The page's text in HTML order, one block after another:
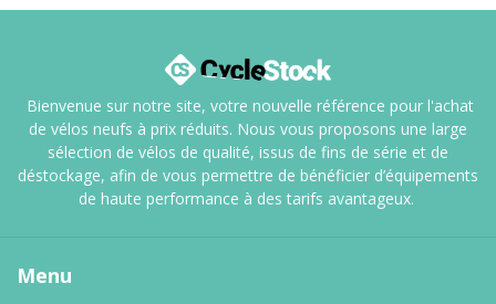
Bienvenue sur notre site, votre nouvelle référence pour l'achat
de vélos neufs à prix réduits. Nous vous proposons une large
sélection de vélos de qualité, issus de fins de série et de
déstockage, afin de vous permettre de bénéficier d’équipements
de haute performance à des tarifs avantageux.
Menu